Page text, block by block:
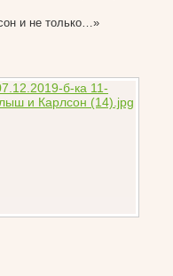
и не только…»